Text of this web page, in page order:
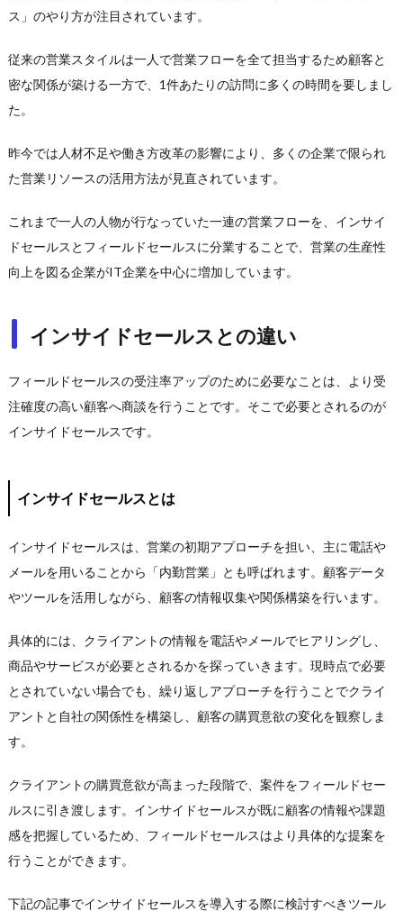
ス」のやり方が注目されています。
従来の営業スタイルは一人で営業フローを全て担当するため顧客と
密な関係が築ける一方で、1件あたりの訪問に多くの時間を要しまし
た。
昨今では人材不足や働き方改革の影響により、多くの企業で限られ
た営業リソースの活用方法が見直されています。
これまで一人の人物が行なっていた一連の営業フローを、インサイ
ドセールスとフィールドセールスに分業することで、営業の生産性
向上を図る企業がIT企業を中心に増加しています。
インサイドセールスとの違い
フィールドセールスの受注率アップのために必要なことは、より受
注確度の高い顧客へ商談を行うことです。そこで必要とされるのが
インサイドセールスです。
インサイドセールスとは
インサイドセールスは、営業の初期アプローチを担い、主に電話や
メールを用いることから「内勤営業」とも呼ばれます。顧客データ
やツールを活用しながら、顧客の情報収集や関係構築を行います。
具体的には、クライアントの情報を電話やメールでヒアリングし、
商品やサービスが必要とされるかを探っていきます。現時点で必要
とされていない場合でも、繰り返しアプローチを行うことでクライ
アントと自社の関係性を構築し、顧客の購買意欲の変化を観察しま
す。
クライアントの購買意欲が高まった段階で、案件をフィールドセー
ルスに引き渡します。インサイドセールスが既に顧客の情報や課題
感を把握しているため、フィールドセールスはより具体的な提案を
行うことができます。
下記の記事でインサイドセールスを導入する際に検討すべきツール